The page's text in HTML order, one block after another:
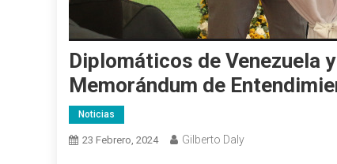
Diplomáticos de Venezuela
Memorándum de
Noticias
23 Febrero, 2024 Gilberto Daly